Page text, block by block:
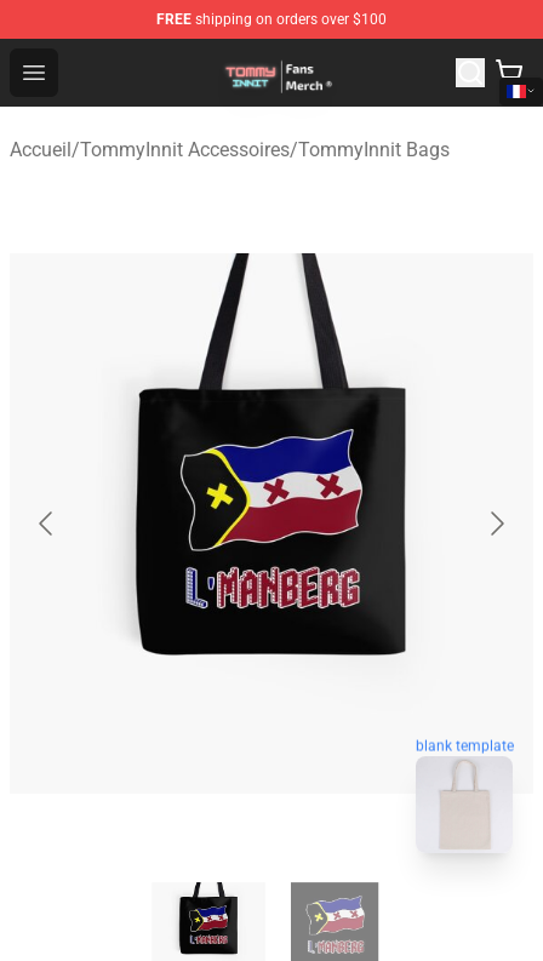
FREE shipping on orders over $100
Open menu
TommyInnit Store - Official TommyInnit Merchandise
Accueil/TommyInnit Accessoires/TommyInnit Bags
blank template